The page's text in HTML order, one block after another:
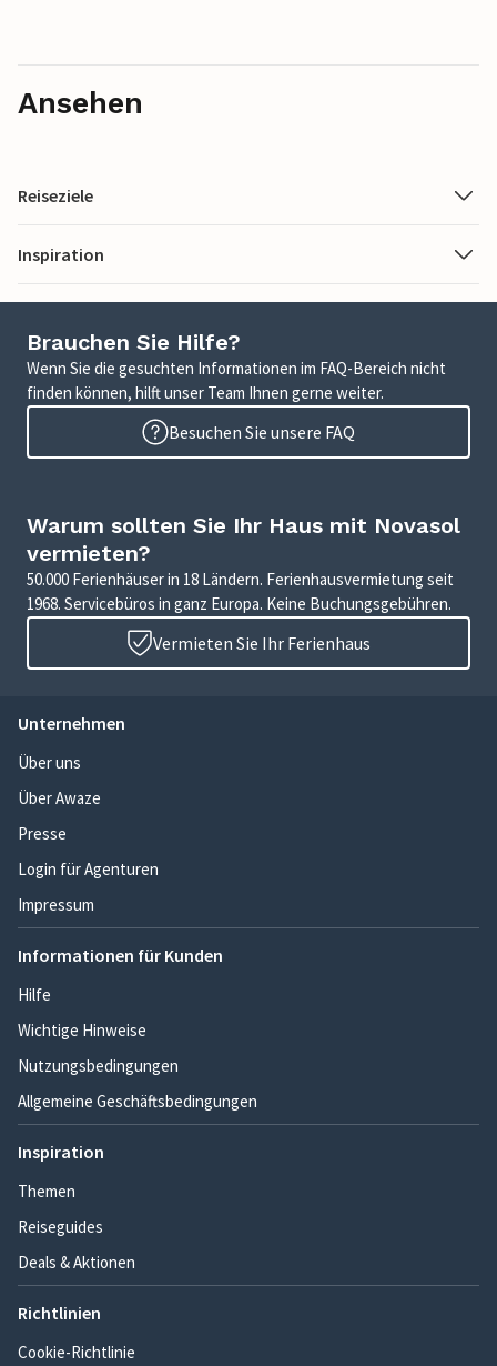
Ansehen
Reiseziele
Inspiration
Brauchen Sie Hilfe?
Wenn Sie die gesuchten Informationen im FAQ-Bereich nicht
finden können, hilft unser Team Ihnen gerne weiter.
Besuchen Sie unsere FAQ
Warum sollten Sie Ihr Haus mit Novasol
vermieten?
50.000 Ferienhäuser in 18 Ländern. Ferienhausvermietung seit
1968. Servicebüros in ganz Europa. Keine Buchungsgebühren.
Vermieten Sie Ihr Ferienhaus
Unternehmen
Über uns
Über Awaze
Presse
Login für Agenturen
Impressum
Informationen für Kunden
Hilfe
Wichtige Hinweise
Nutzungsbedingungen
Allgemeine Geschäftsbedingungen
Inspiration
Themen
Reiseguides
Deals & Aktionen
Richtlinien
Cookie-Richtlinie